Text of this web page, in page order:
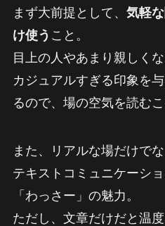
まず大前提として、 気軽
け使う こと。
目上の人やあまり親しく
カジュアルすぎる印象を
るので、場の空気を読むこ
また、リアルな場だけで
テキストコミュニケーシ
「わっさー」の魅力。
ただし、文章だけだと温